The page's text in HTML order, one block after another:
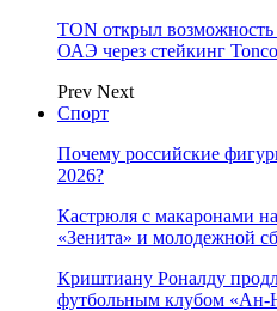
TON открыл возможность
ОАЭ через стейкинг
Prev Next
Спорт
Почему российские
2026?
Кастрюля с макаронами
«Зенита» и молодежной
Криштиану Роналду
футбольным клубом «Ан-